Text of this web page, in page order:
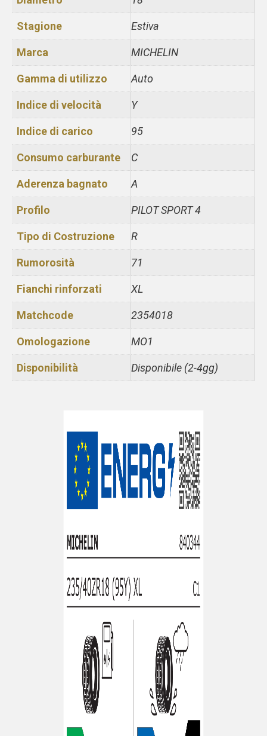
Stagione Estiva
Marca MICHELIN
Gamma di utilizzo Auto
Indice di velocità Y
Indice di carico 95
Consumo carburante C
Aderenza bagnato A
Profilo PILOT SPORT 4
Tipo di Costruzione R
Rumorosità 71
Fianchi rinforzati XL
Matchcode 2354018
Omologazione MO1
Disponibilità Disponibile (2-4gg)